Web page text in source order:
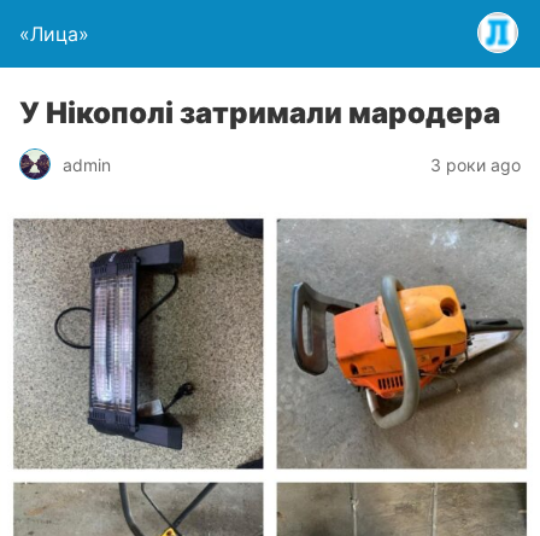
«Лица»
У Нікополі затримали мародера
admin 3 роки ago